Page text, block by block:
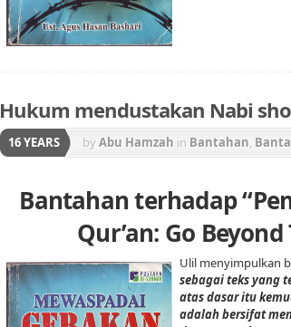
Hukum mendustakan Nabi
16 YEARS byAbu Hamzah in Bantahan,
Bantahan terhadap
Qur’an: Go
Ulil menyimpulkan
sebagai teks yang
atas dasar itu
adalah bersifat